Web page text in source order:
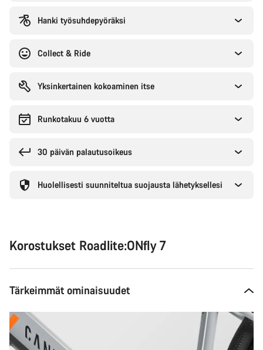
Hanki työsuhdepyöräksi
Collect & Ride
Yksinkertainen kokoaminen itse
Runkotakuu 6 vuotta
30 päivän palautusoikeus
Huolellisesti suunniteltua suojausta lähetyksellesi
Korostukset Roadlite:ONfly 7
Tärkeimmät ominaisuudet